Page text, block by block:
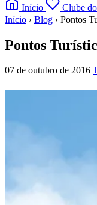
Início Clube
Início › Blog › Pontos
Pontos
07 de outubro de 2016